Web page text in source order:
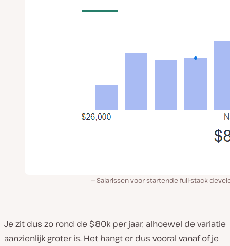
Salarissen voor startende full-stack
Je zit dus zo rond de $80k per jaar, alhoewel de variatie
aanzienlijk groter is. Het hangt er dus vooral vanaf of je